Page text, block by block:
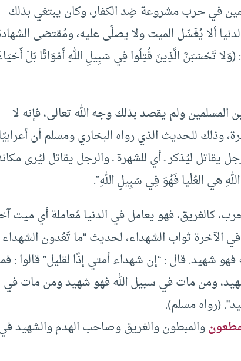
في حرب مشروعة ضِد الكفار، وكان يبتغي بذلك
ألا يُغَسَّل الميت ولا يصلَّى عليه، ومُقتضى
تَحْسَبَنَّ الَّذِينَ قُتِلُوا فِي سَبِيلِ اللهِ أَمْوَاتًا بَلْ
ولم يقصد بذلك وجه الله تعالى، فإنه لا
وذلك للحديث الذي رواه البخاري ومسلم أن
يقاتل ليُذكر ـ أي للشهرة ـ والرجل يقاتل ليُرى
هي العُلْيا فَهُوَ فِي سَبِيلِ اللهِ”.
كالغريق، فهو يعامل في الدنيا مُعاملة أي ميت
الآخرة ثواب الشهداء، لحديث “ما تَعُدون الشهداء
شهيد. قال : “إن شهداء أمتي إذًا لقليل” قالوا :
ومن مات في سبيل الله فهو شهيد ومن مات في
(رواه مسلم).
والمبطون والغريق وصاحب الهدم والشهيد